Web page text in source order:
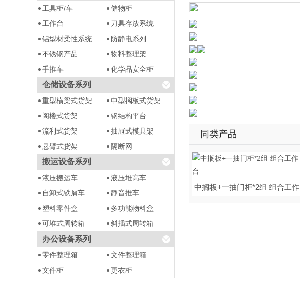
工具柜/车
储物柜
工作台
刀具存放系统
铝型材柔性系统
防静电系列
不锈钢产品
物料整理架
手推车
化学品安全柜
仓储设备系列
重型横梁式货架
中型搁板式货架
阁楼式货架
钢结构平台
流利式货架
抽屉式模具架
悬臂式货架
隔断网
搬运设备系列
液压搬运车
液压堆高车
自卸式铁屑车
静音推车
塑料零件盒
多功能物料盒
可堆式周转箱
斜插式周转箱
办公设备系列
零件整理箱
文件整理箱
文件柜
更衣柜
同类产品
中搁板+一抽门柜*2组 组合工作